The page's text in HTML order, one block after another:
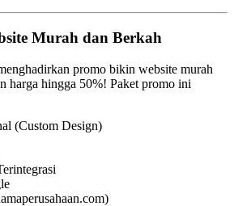
Murah dan Berkah
promo bikin website murah
harga hingga 50%! Paket promo ini
(Custom Design)